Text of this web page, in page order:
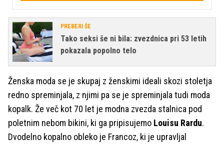
PREBERI ŠE
Tako seksi še ni bila: zvezdnica pri 53 letih
pokazala popolno telo
Ženska moda se je skupaj z ženskimi ideali skozi stoletja
redno spreminjala, z njimi pa se je spreminjala tudi moda
kopalk. Že več kot 70 let je modna zvezda stalnica pod
poletnim nebom bikini, ki ga pripisujemo Louisu Rardu.
Dvodelno kopalno obleko je Francoz, ki je upravljal